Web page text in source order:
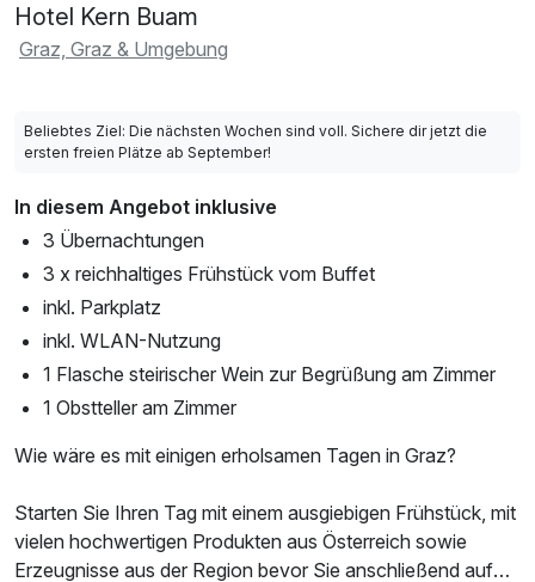
Hotel Kern Buam
Graz, Graz & Umgebung
Beliebtes Ziel: Die nächsten Wochen sind voll. Sichere dir jetzt die
ersten freien Plätze ab September!
In diesem Angebot inklusive
3 Übernachtungen
3 x reichhaltiges Frühstück vom Buffet
inkl. Parkplatz
inkl. WLAN-Nutzung
1 Flasche steirischer Wein zur Begrüßung am Zimmer
1 Obstteller am Zimmer
Wie wäre es mit einigen erholsamen Tagen in Graz?
Starten Sie Ihren Tag mit einem ausgiebigen Frühstück, mit
vielen hochwertigen Produkten aus Österreich sowie
Erzeugnisse aus der Region bevor Sie anschließend auf